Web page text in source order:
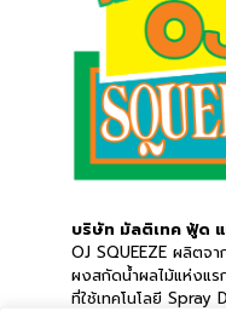
บริษัท มัลติเทค ฟู้ด
OJ SQUEEZE ผลิตจ
ผงสกัดน้ำผลไม้แห่งแร
ที่ใช้เทคโนโลยี